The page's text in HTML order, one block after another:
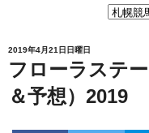
2019年4月21日日曜日
フローラステ
＆予想）2019